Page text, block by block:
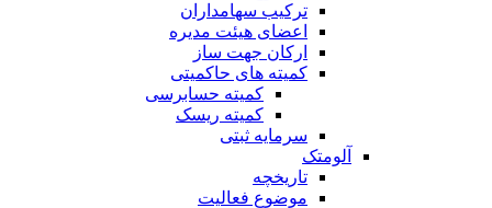
ترکیب سهامداران
اعضای هیئت مدیره
ارکان جهت ساز
کمیته های حاکمیتی
کمیته حسابرسی
کمیته ریسک
سرمایه ثبتی
آلومتک
تاریخچه
موضوع فعالیت